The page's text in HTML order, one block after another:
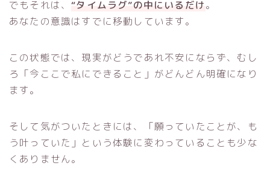
でもそれは、“タイムラグ”の中にいるだけ。
あなたの意識はすでに移動しています。
この状態では、現実がどうであれ不安にならず、むし
ろ「今ここで私にできること」がどんどん明確になり
ます。
そして気がついたときには、「願っていたことが、も
う叶っていた」という体験に変わっていることも少な
くありません。